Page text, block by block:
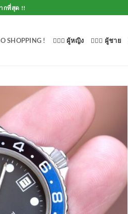
กที่สุด !!
SHOPPING ! 💁🏻‍♀️ ผู้หญิง 🙋🏻‍♂️ ผู้ชาย